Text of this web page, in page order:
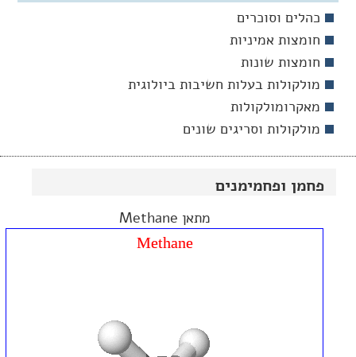
פחמן ופחמימנים
מתאן Methane
כהלים וסוכרים
חומצות אמיניות
חומצות שונות
מולקולות בעלות חשיבות ביולוגית
מאקרומולקולות
מולקולות וסריגים שונים